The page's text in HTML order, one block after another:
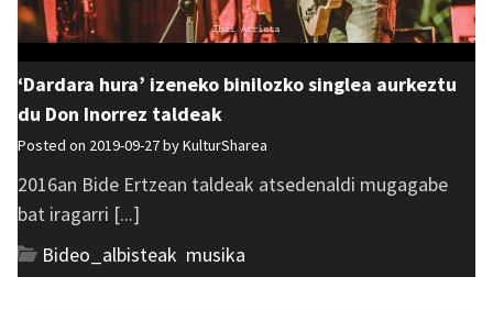
‘Dardara hura’ izeneko binilozko singlea aurkeztu
du Don Inorrez taldeak
Posted on 2019-09-27 byKulturSharea
2016an Bide Ertzean taldeak atsedenaldi mugagabe
bat iragarri [...]
Bideo_albisteak musika